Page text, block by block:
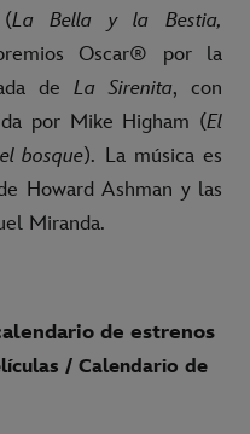
La Bella y la Bestia,
Oscar® por la
deLa Sirenita, con
por Mike Higham (El
bosque). La música es
Howard Ashman y las
Miranda.
de estrenos
/ Calendario de